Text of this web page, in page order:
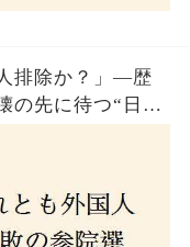
排除か？」―歴
の先に待つ“日本